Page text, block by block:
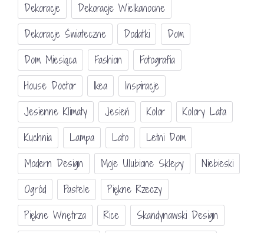
Dekoracje
Dekoracje Wielkanocne
Dekoracje Świateczne
Dodatki
Dom
Dom Miesiąca
Fashion
Fotografia
House Doctor
Ikea
Inspiracje
Jesienne Klimaty
Jesień Kolor
Kolory Lata
Kuchnia
Lampa Lato
Letni Dom
Modern Design
Moje Ulubione Sklepy
Niebieski
Ogród
Pastele
Piękne Rzeczy
Piękne Wnętrza
Rice
Skandynawski Design